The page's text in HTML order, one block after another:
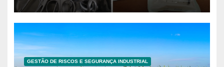
GESTÃO DE RISCOS E SEGURANÇA INDUSTRIAL